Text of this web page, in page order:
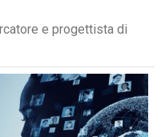
e progettista di